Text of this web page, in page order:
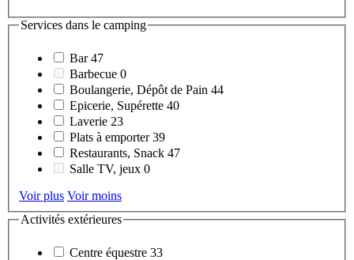
Services dans le camping
Bar47
Barbecue 0
Boulangerie, Dépôt de Pain 44
Epicerie, Supérette 40
Laverie 23
Plats à emporter39
Restaurants, Snack 47
Salle TV, jeux 0
Voir plus Voir moins
Activités extérieures
Centre équestre 33